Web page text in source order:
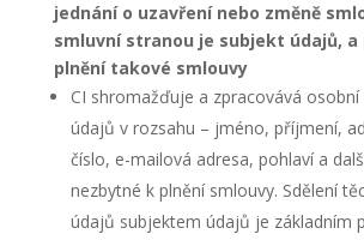
jednání o uzavření nebo změně
smluvní stranou je subjekt údajů, a
plnění takové smlouvy
CI shromažďuje a zpracovává
údajů v rozsahu – jméno, příjmení,
číslo, e-mailová adresa, pohlaví a
nezbytné k plnění smlouvy. Sdělení
údajů subjektem údajů je základním